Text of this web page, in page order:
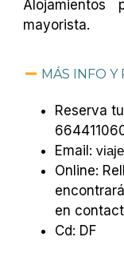
Alojamientos
mayorista.
MÁS INFO Y
Reserva
Email:
Online:
en
Cd: DF